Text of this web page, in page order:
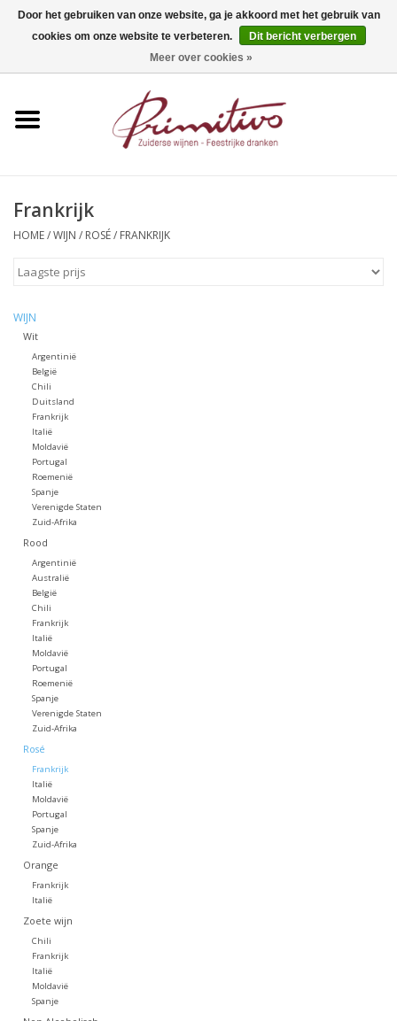
0 Artikelen - €0,00
Apero
Alcoholvrij
Sterkedrank
Bier
Koffie
Olijfolie
Frankrijk
HOME/WIJN / ROSÉ/ FRANKRIJK
WIJN
Wit
Argentinië
België
Chili
Duitsland
Frankrijk
Italië
Moldavië
Portugal
Roemenië
Spanje
Verenigde Staten
Zuid-Afrika
Rood
Argentinië
Australië
België
Chili
Frankrijk
Italië
Moldavië
Portugal
Roemenië
Spanje
Verenigde Staten
Zuid-Afrika
Rosé
Frankrijk
Italië
Moldavië
Portugal
Spanje
Zuid-Afrika
Orange
Frankrijk
Italië
Zoete wijn
Chili
Frankrijk
Italië
Moldavië
Spanje
Door het gebruiken van onze website, ga je akkoord met het gebruik van
cookies om onze website te verbeteren.
Dit bericht verbergen
Meer over cookies »